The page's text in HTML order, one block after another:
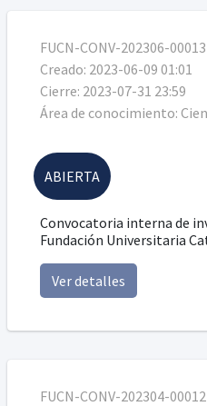
FUCN-CONV-202306-00013
Creado: 2023-06-09 01:01
Cierre: 2023-07-31 23:59
Área de conocimiento:
Convocatoria interna de
Fundación Universitaria
Ver detalles
ABIERTA
FUCN-CONV-202304-00012